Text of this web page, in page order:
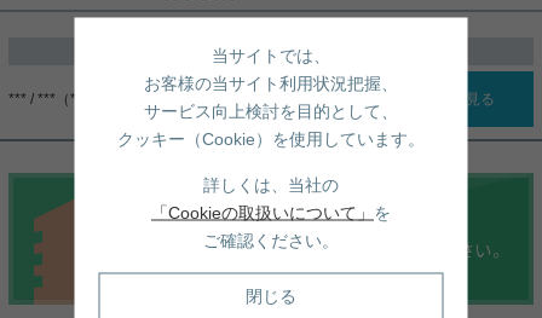
過去に掲載したお部屋
*** / ***（***） 詳細を見る
当サイトでは、
お客様の当サイト利用状況把握、
サービス向上検討を目的として、
クッキー（Cookie）を使用しています。
詳しくは、当社の
「Cookieの取扱いについて」 を
ご確認ください。
閉じる